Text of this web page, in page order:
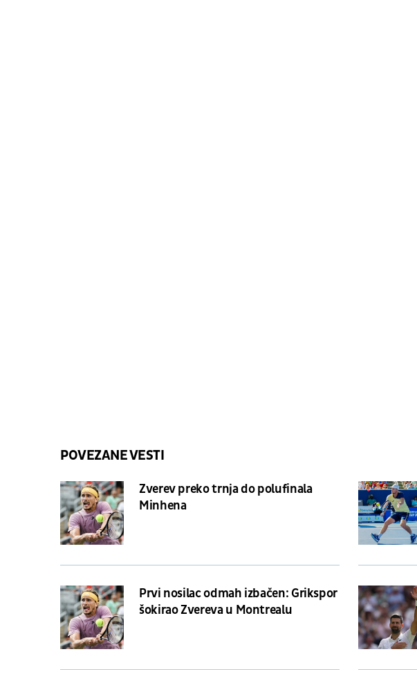
POVEZANE VESTI
Zverev preko trnja do polufinala
Minhena
Prvi nosilac odmah izbačen: Grikspor
šokirao Zvereva u Montrealu